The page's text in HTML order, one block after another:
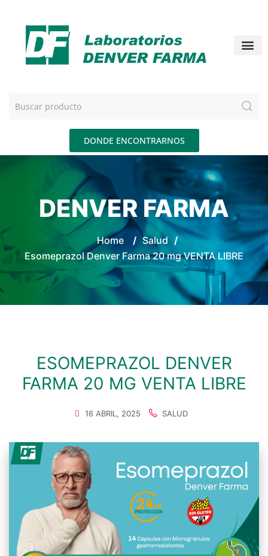
DONDE ENCONTRARNOS
DENVER FARMA
Home / Salud /
Esomeprazol Denver Farma 20 mg VENTA LIBRE
ESOMEPRAZOL DENVER
FARMA 20 MG VENTA LIBRE
16 ABRIL, 2025 SALUD